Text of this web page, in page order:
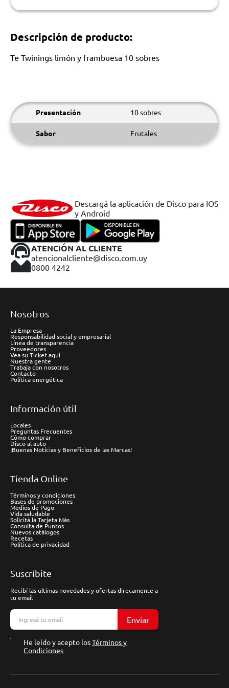
Descripción de producto:
Te Twinings limón y frambuesa 10 sobres
Presentación 10 sobres
Sabor Frutales
Descargá la aplicación de Disco para IOS
y Android
ATENCIÓN AL CLIENTE
atencionalcliente@disco.com.uy
0800 4242
Nosotros
La Empresa
Responsabilidad social y empresarial
Línea de transparencia
Proveedores
Vea su Ticket aquí
Nuestra gente
Trabaja con nosotros
Contacto
Política energética
Información útil
Locales
Preguntas Frecuentes
Cómo comprar
Disco al auto
¡Buenas Noticias y Beneficios de las Marcas!
Tienda Online
Términos y condiciones
Bases de promociones
Medios de Pago
Vida saludable
Solicitá la Tarjeta Más
Consulta de Puntos
Nuevos catálogos
Recetas
Política de privacidad
Suscríbite
Recibí las ultimas novedades y ofertas direcamente a
tu email
Enviar
He leído y acepto losTérminos y
Condiciones